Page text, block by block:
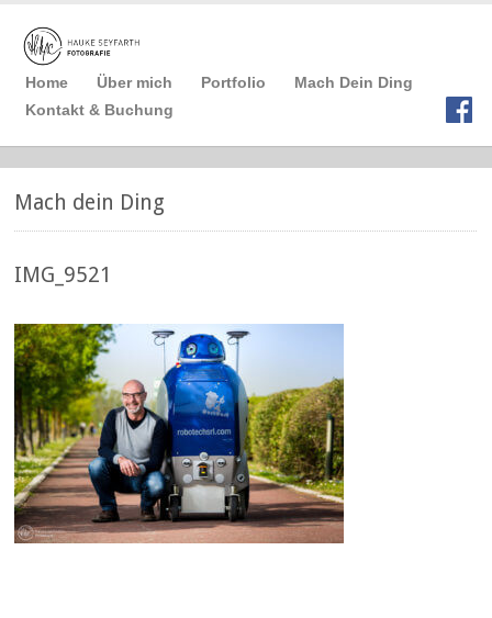
Home Über mich Portfolio
Mach Dein Ding
Kontakt & Buchung
Mach dein Ding
IMG_9521